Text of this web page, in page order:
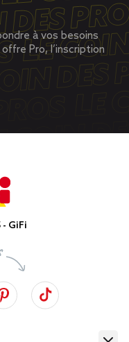
à vos besoins
Pro, l’inscription
GiFi